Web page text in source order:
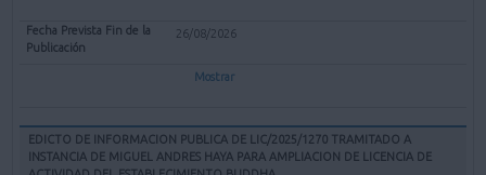
26/08/2026
Mostrar
EDICTO DE INFORMACION PUBLICA DE LIC/2025/1270 TRAMITADO A
INSTANCIA DE MIGUEL ANDRES HAYA PARA AMPLIACION DE LICENCIA DE